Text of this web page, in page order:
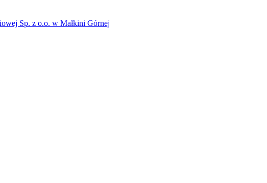
Sp. z o.o. w Małkini Górnej